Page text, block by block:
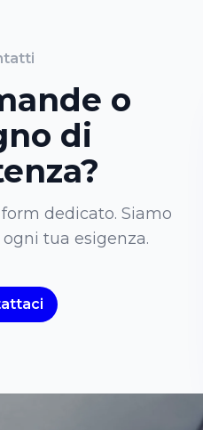
o
di
dedicato. Siamo
tua esigenza.